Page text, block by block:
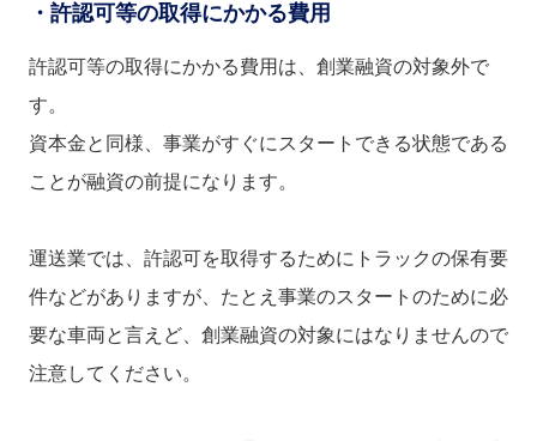
・許認可等の取得にかかる費用
許認可等の取得にかかる費用は、創業融資の対象外で
す。
資本金と同様、 事業がすぐにスタートできる状態である
ことが融資の前提になります。
運送業では、許認可を取得するためにトラックの保有要
件などがありますが、たとえ事業のスタートのために必
要な車両と言えど、創業融資の対象にはなりませんので
注意してください。